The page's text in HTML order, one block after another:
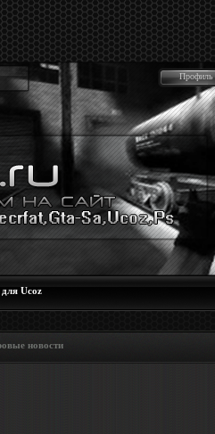
Профиль
для Ucoz